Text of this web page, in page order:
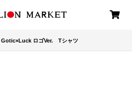
Gotic×Luck ロゴVer. Tシャツ